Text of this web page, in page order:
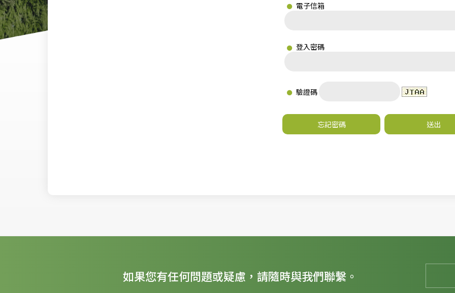
電子信箱
登入密碼
驗證碼
忘記密碼 送出
如果您有任何問題或疑慮，請隨時與我們聯繫。